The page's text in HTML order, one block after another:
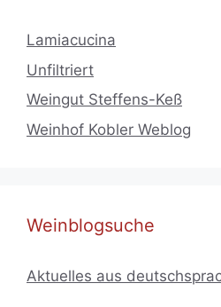
Lamiacucina
Unfiltriert
Weingut Steffens-Keß
Weinhof Kobler Weblog
Weinblogsuche
Aktuelles aus